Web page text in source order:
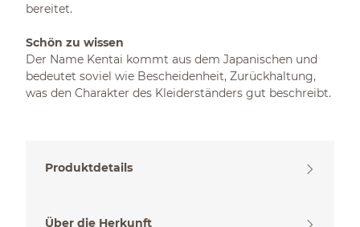
bereitet.
Schön zu wissen
Der Name Kentai kommt aus dem Japanischen und
bedeutet soviel wie Bescheidenheit, Zurückhaltung,
was den Charakter des Kleiderständers gut beschreibt.
Produktdetails
Über die Herkunft